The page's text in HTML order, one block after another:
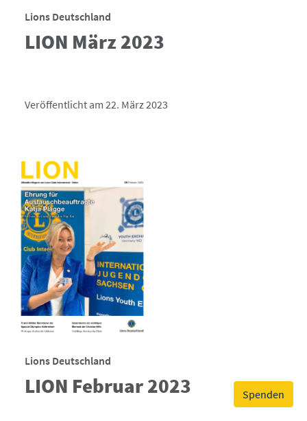
Spenden
Lions Deutschland
LION März 2023
Veröffentlicht am 22. März 2023
Lions Deutschland
LION Februar 2023